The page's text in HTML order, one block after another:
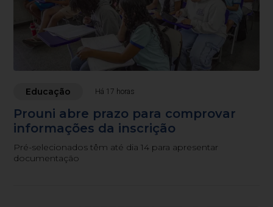
Educação Há 17 horas
Prouni abre prazo para comprovar
informações da inscrição
Pré-selecionados têm até dia 14 para apresentar
documentação